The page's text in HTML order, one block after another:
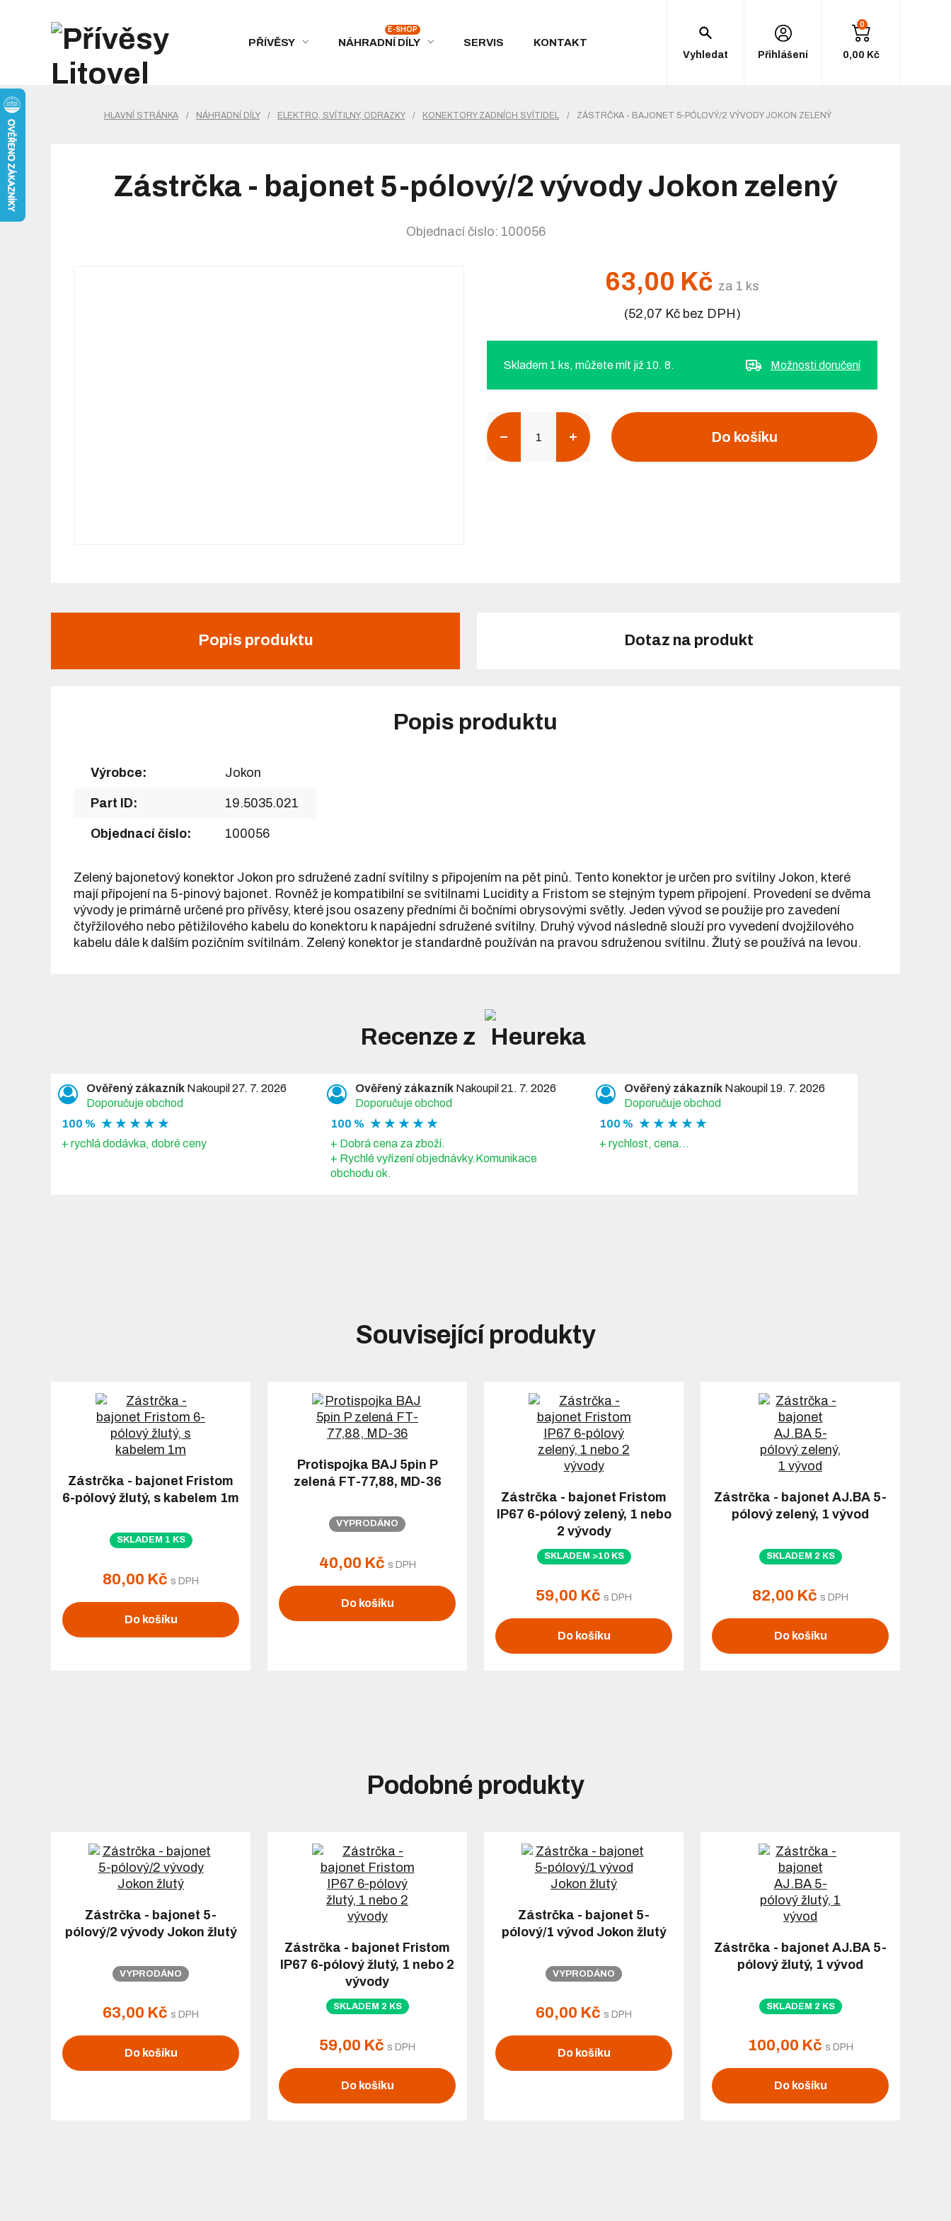
PŘÍVĚSY NÁHRADNÍ DÍLY SERVIS KONTAKT
Vyhledat Přihlášení
0
0,00 Kč
HLAVNÍ STRÁNKA / NÁHRADNÍ DÍLY / ELEKTRO, SVÍTILNY, ODRAZKY / KONEKTORY ZADNÍCH SVÍTIDEL / ZÁSTRČKA - BAJONET 5-PÓLOVÝ/2 VÝVODY JOKON ZELENÝ
Zástrčka - bajonet 5-pólový/2 vývody Jokon zelený
Objednací číslo: 100056
63,00 Kč za 1 ks
(52,07 Kč bez DPH)
Skladem 1 ks, můžete mít již 10. 8. Možnosti doručení
Do košíku
Popis produktu Dotaz na produkt
Popis produktu
Výrobce: Jokon
Part ID: 19.5035.021
Objednací číslo: 100056
Zelený bajonetový konektor Jokon pro sdružené zadní svítilny s připojením na pět pinů. Tento konektor je určen pro svítilny Jokon, které
mají připojení na 5-pinový bajonet. Rovněž je kompatibilní se svítilnami Lucidity a Fristom se stejným typem připojení. Provedení se dvěma
vývody je primárně určené pro přívěsy, které jsou osazeny předními či bočními obrysovými světly. Jeden vývod se použije pro zavedení
čtyřžilového nebo pětižilového kabelu do konektoru k napájední sdružené svítilny. Druhý vývod následně slouží pro vyvedení dvojžilového
kabelu dále k dalším pozičním svítilnám. Zelený konektor je standardně používán na pravou sdruženou svítilnu. Žlutý se používá na levou.
Recenze z
Ověřený zákazník Nakoupil 27. 7. 2026
Doporučuje obchod
100 % ★ ★ ★ ★ ★
+ rychlá dodávka, dobré ceny
Ověřený zákazníkNakoupil 21. 7. 2026
Doporučuje obchod
100 % ★ ★ ★ ★ ★
+ Dobrá cena za zboží.
+ Rychlé vyřízení objednávky.Komunikace
obchodu ok.
Ověřený zákazníkNakoupil 19. 7. 2026
Doporučuje obchod
100 % ★ ★ ★ ★ ★
+ rychlost, cena...
Související produkty
Zástrčka - bajonet Fristom
6-pólový žlutý, s kabelem 1m
SKLADEM 1 KS
80,00 Kč s DPH
Do košíku
Protispojka BAJ 5pin P
zelená FT-77,88, MD-36
VYPRODÁNO
40,00 Kč s DPH
Do košíku
Zástrčka - bajonet Fristom
IP67 6-pólový zelený, 1 nebo
2 vývody
SKLADEM >10 KS
59,00 Kč s DPH
Do košíku
Zástrčka - bajonet AJ.BA 5-
pólový zelený, 1 vývod
SKLADEM 2 KS
82,00 Kč s DPH
Do košíku
Podobné produkty
Zástrčka - bajonet 5-
pólový/2 vývody Jokon žlutý
VYPRODÁNO
63,00 Kč s DPH
Do košíku
Zástrčka - bajonet Fristom
IP67 6-pólový žlutý, 1 nebo 2
vývody
SKLADEM 2 KS
59,00 Kč s DPH
Do košíku
Zástrčka - bajonet 5-
pólový/1 vývod Jokon žlutý
VYPRODÁNO
60,00 Kč s DPH
Do košíku
Zástrčka - bajonet AJ.BA 5-
pólový žlutý, 1 vývod
SKLADEM 2 KS
100,00 Kč s DPH
Do košíku